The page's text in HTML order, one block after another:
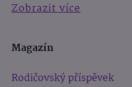
Zobrazit více
Magazín
Rodičovský příspěvek